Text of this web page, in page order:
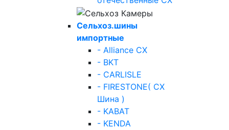
Сельхоз.шины
импортные
- Alliance СХ
- BKT
- CARLISLE
- FIRESTONE( СХ
Шина )
- KABAT
- KENDA